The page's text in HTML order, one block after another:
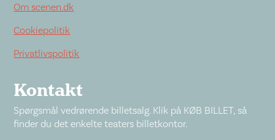
Om scenen.dk
Cookiepolitik
Privatlivspolitik
Kontakt
Spørgsmål vedrørende billetsalg. Klik på KØB BILLET, så
finder du det enkelte teaters billetkontor.